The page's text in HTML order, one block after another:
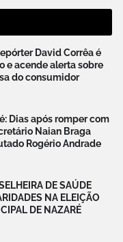
David Corrêa é
e acende alerta sobre
do consumidor
Dias após romper com
Naian Braga
Rogério Andrade
DE SAÚDE
NA ELEIÇÃO
DE NAZARÉ